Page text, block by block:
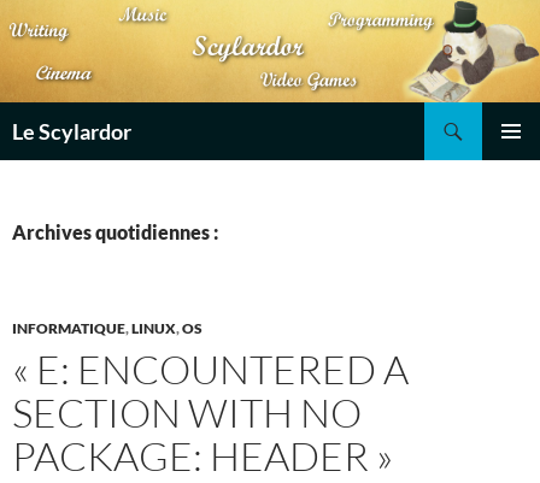
au
contenu
Le Scylardor
Archives quotidiennes :
INFORMATIQUE,LINUX,OS
« E: ENCOUNTERED A
SECTION WITH NO
PACKAGE: HEADER »